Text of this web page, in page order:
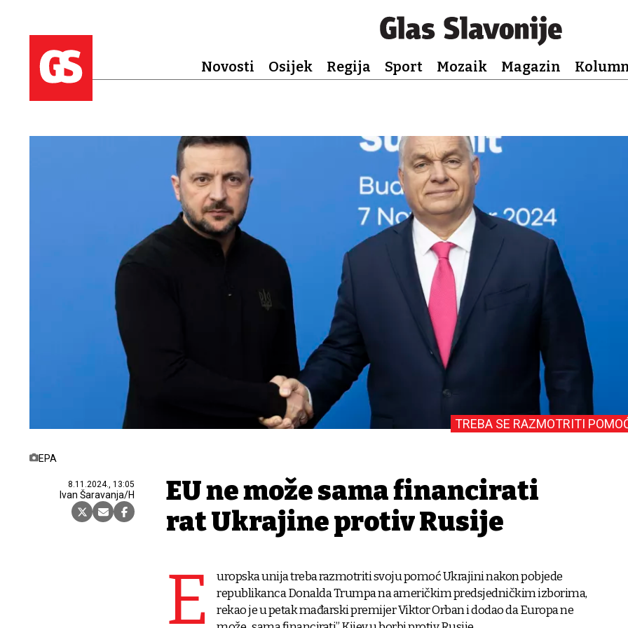
Novosti Osijek Regija Sport Mozaik Magazin
EPA
8.11.2024., 13:05
Ivan Šaravanja/H
TREBA SE RAZMOTRITI
EU ne može sama financirati
rat Ukrajine protiv Rusije
E
uropska unija treba razmotriti svoju pomoć Ukrajini nakon pobjede
republikanca Donalda Trumpa na američkim predsjedničkim izborima,
rekao je u petak mađarski premijer Viktor Orban i dodao da Europa ne